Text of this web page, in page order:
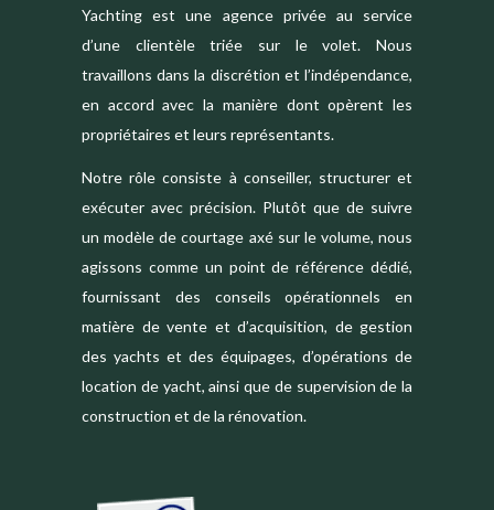
Yachting est une agence privée au service
d’une clientèle triée sur le volet. Nous
travaillons dans la discrétion et l’indépendance,
en accord avec la manière dont opèrent les
propriétaires et leurs représentants.
Notre rôle consiste à conseiller, structurer et
exécuter avec précision. Plutôt que de suivre
un modèle de courtage axé sur le volume, nous
agissons comme un point de référence dédié,
fournissant des conseils opérationnels en
matière de vente et d’acquisition, de gestion
des yachts et des équipages, d’opérations de
location de yacht, ainsi que de supervision de la
construction et de la rénovation.